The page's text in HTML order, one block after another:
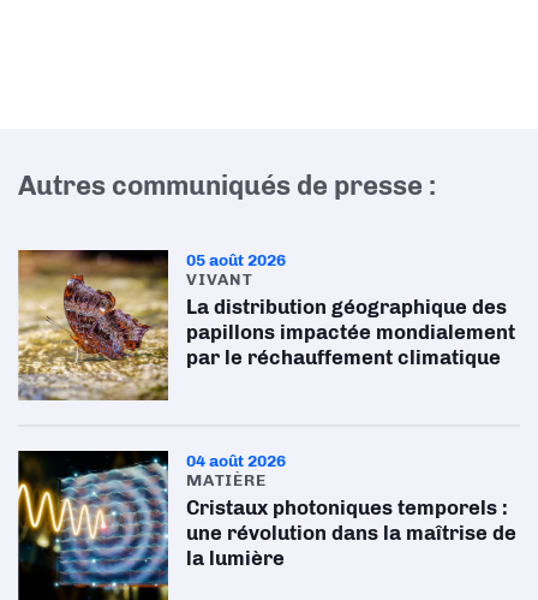
Autres communiqués de presse :
05 août 2026
VIVANT
La distribution géographique des
papillons impactée mondialement
par le réchauffement climatique
04 août 2026
MATIÈRE
Cristaux photoniques temporels :
une révolution dans la maîtrise de
la lumière